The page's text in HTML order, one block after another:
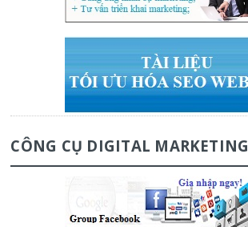
CÔNG CỤ DIGITAL MARKETING